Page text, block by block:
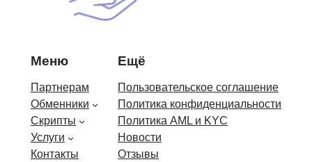
Меню
Партнерам
Обменники
Скрипты
Услуги
Контакты
Ещё
Пользовательское соглашение
Политика конфиденциальности
Политика AML и KYC
Новости
Отзывы